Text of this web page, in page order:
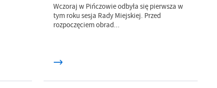
Wczoraj w Pińczowie odbyła się pierwsza w
tym roku sesja Rady Miejskiej. Przed
rozpoczęciem obrad...